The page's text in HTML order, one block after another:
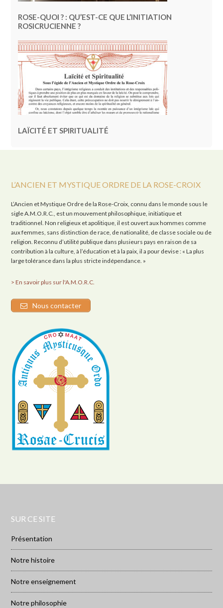
ROSE-QUOI ? : QU’EST-CE QUE L’INITIATION
ROSICRUCIENNE ?
LAÏCITÉ ET SPIRITUALITÉ
L’ANCIEN ET MYSTIQUE ORDRE DE LA ROSE-CROIX
L’Ancien et Mystique Ordre de la Rose-Croix, connu dans le monde sous le
sigle A.M.O.R.C., est un mouvement philosophique, initiatique et
traditionnel. Non religieux et apolitique, il est ouvert aux hommes comme
aux femmes, sans distinction de race, de nationalité, de classe sociale ou de
religion. Reconnu d’utilité publique dans plusieurs pays en raison de sa
contribution à la culture, à l’éducation et à la paix, il a pour devise : « La plus
large tolérance dans la plus stricte indépendance. »
> En savoir plus sur l'A.M.O.R.C.
Nous contacter
SUR CE SITE
Présentation
Notre histoire
Notre enseignement
Notre philosophie